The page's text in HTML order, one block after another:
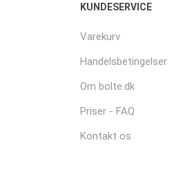
KUNDESERVICE
Varekurv
Handelsbetingelser
Om bolte.dk
Priser - FAQ
Kontakt os